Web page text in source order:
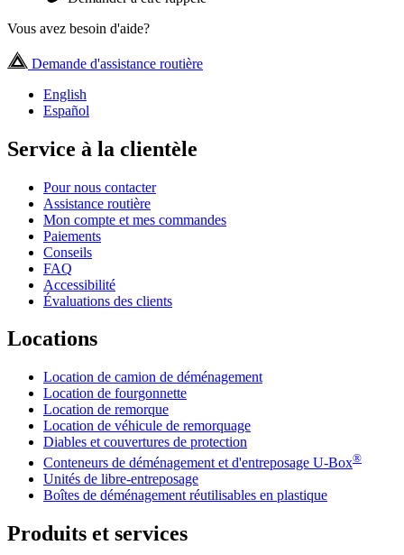
Vous avez besoin d'aide?
Demande d'assistance routière
English
Español
Service à la clientèle
Pour nous contacter
Assistance routière
Mon compte et mes commandes
Paiements
Conseils
FAQ
Accessibilité
Évaluations des clients
Locations
Location de camion de déménagement
Location de fourgonnette
Location de remorque
Location de véhicule de remorquage
Diables et couvertures de protection
Conteneurs de déménagement et d'entreposage U-Box®
Unités de libre-entreposage
Boîtes de déménagement réutilisables en plastique
Produits et services